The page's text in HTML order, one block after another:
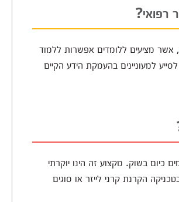
רפואי?
, אשר מציעים ללומדים אפשרות ללמוד
למעוניינים בהעמקת הידע הקיים
כיום בשוק. מקצוע זה הינו יוקרתי
הקרנת קרני לייזר או סוגים